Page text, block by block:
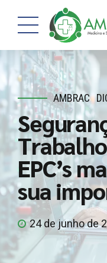
AMBRAC
EPC’s
sua
24 de junho de